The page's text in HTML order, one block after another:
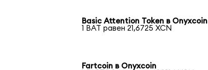
Basic Attention Token в Onyxcoin
1 BAT равен 21,6725 XCN
Fartcoin в Onyxcoin